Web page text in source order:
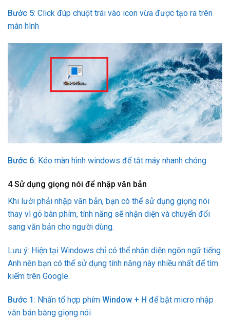
Bước 5: Click đúp chuột trái vào icon vừa được tạo ra trên
màn hình
Bước 6: Kéo màn hình windows để tắt máy nhanh chóng
4Sử dụng giọng nói để nhập văn bản
Khi lười phải nhập văn bản, bạn có thể sử dụng giọng nói
thay vì gõ bàn phím, tính năng sẽ nhận diện và chuyển đổi
sang văn bản cho người dùng.
Lưu ý: Hiện tại Windows chỉ có thể nhận diện ngôn ngữ tiếng
Anh nên bạn có thể sử dụng tính năng này nhiều nhất để tìm
kiếm trên Google.
Bước 1: Nhấn tổ hợp phím Window + H để bật micro nhập
văn bản bằng giọng nói